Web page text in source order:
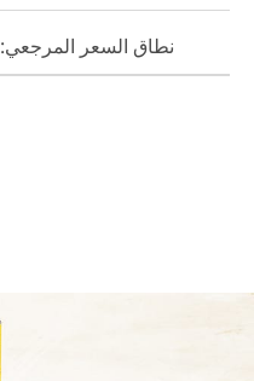
نطاق السعر المرجعي: